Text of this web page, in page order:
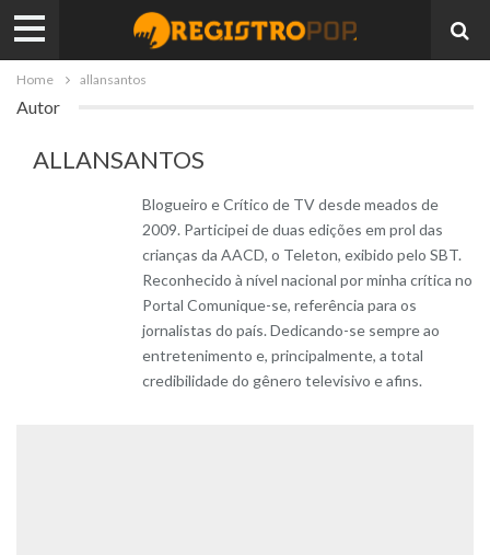
Home allansantos
Autor
ALLANSANTOS
Blogueiro e Crítico de TV desde meados de
2009. Participei de duas edições em prol das
crianças da AACD, o Teleton, exibido pelo SBT.
Reconhecido à nível nacional por minha crítica no
Portal Comunique-se, referência para os
jornalistas do país. Dedicando-se sempre ao
entretenimento e, principalmente, a total
credibilidade do gênero televisivo e afins.